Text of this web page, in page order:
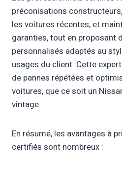
préconisations
les voitures récentes, et
garanties, tout en proposant
personnalisés adaptés au
usages du client. Cette
de pannes répétées et
voitures, que ce soit un
vintage.
En résumé, les avantages à
certifiés sont nombreux :